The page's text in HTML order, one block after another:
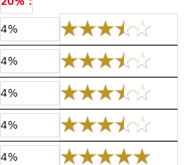
4%
4%
4%
4%
4%